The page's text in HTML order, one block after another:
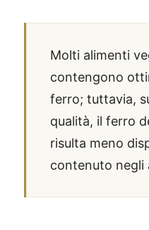
Molti alimenti
contengono
ferro; tuttavia,
qualità, il ferro
risulta meno
contenuto negli